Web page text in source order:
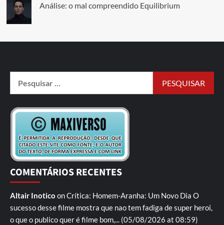
Análise: o mal compreendido Equilibrium
COMENTÁRIOS RECENTES
Altair Inotico onCrítica: Homem-Aranha: Um Novo Dia O
sucesso desse filme mostra que nao tem fadiga de super heroi,
o que o publico quer é filme bom,... (05/08/2026 at 08:59)